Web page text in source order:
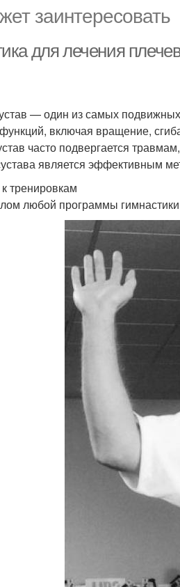
заинтересовать
для лечения
— один из самых
включая вращение,
часто подвергается
является эффективным
тренировкам
любой программы